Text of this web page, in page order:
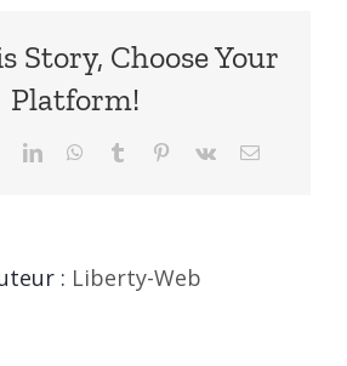
Story, Choose Your
Platform!
LinkedInWhatsApp
Tumblr Pinterest
Vk Email
: Liberty-Web